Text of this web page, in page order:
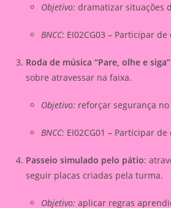
Objetivo: dramatizar situações
BNCC: EI02CG03 – Participar
Roda de música “Pare, olhe e siga”
sobre atravessar na faixa.
Objetivo: reforçar segurança
BNCC: EI02CG01 – Participar
Passeio simulado pelo pátio:
seguir placas criadas pela turma.
Objetivo: aplicar regras